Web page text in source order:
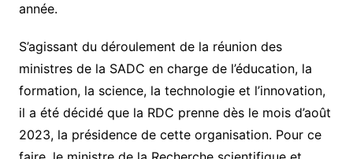
année.
S’agissant du déroulement de la réunion des
ministres de la SADC en charge de l’éducation, la
formation, la science, la technologie et l’innovation,
il a été décidé que la RDC prenne dès le mois d’août
2023, la présidence de cette organisation. Pour ce